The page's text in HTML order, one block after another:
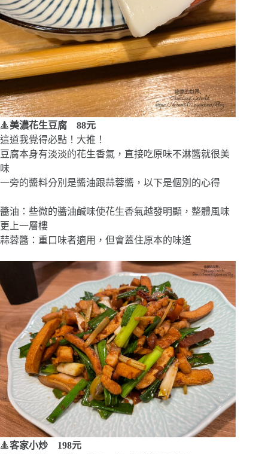
🔺美濃花生豆腐 88元
這道我覺得必點！大推！
豆腐本身有淡淡的花生香氣，直接吃原味不淋醬就很美
味
一旁的醬料分別是醬油跟蒜蓉醬，以下是個別的心得
醬油：些微的醬油鹹味使花生香氣越發明顯，整體風味
更上一層樓
蒜蓉醬：重口味者適用，但會蓋住原本的味道
🔺客家小炒 198元